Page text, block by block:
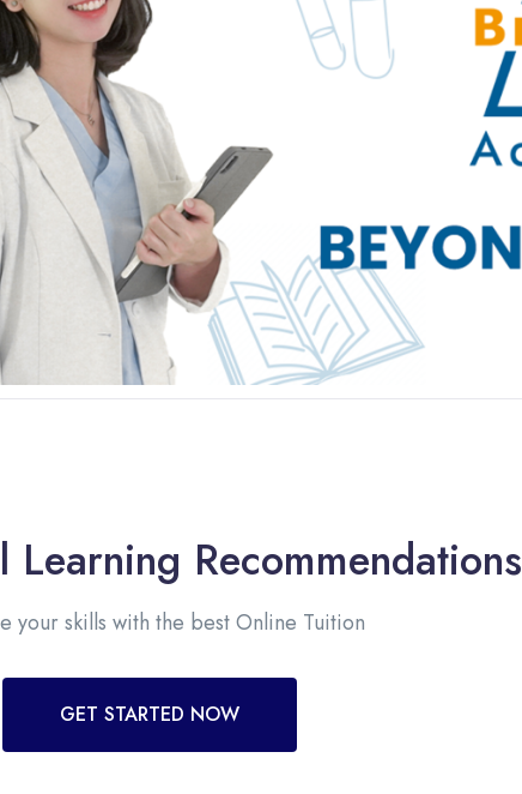
Learning Recommendations
your skills with the best Online Tuition
GET STARTED NOW